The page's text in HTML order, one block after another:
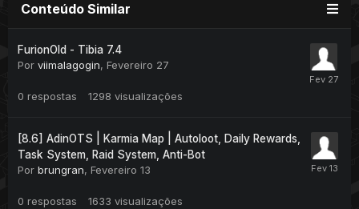
Conteúdo Similar
FurionOld - Tibia 7.4
Por viimalagogin, Fevereiro 27
0 respostas 1298 visualizações
[8.6] AdinOTS | Karmia Map | Autoloot, Daily Rewards,
Task System, Raid System, Anti-Bot
Por brungran, Fevereiro 13
0 respostas 1633 visualizações